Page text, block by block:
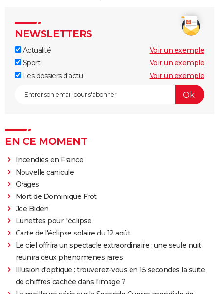
NEWSLETTERS
Actualité
Voir un exemple
Sport
Voir un exemple
Les dossiers d'actu
Voir un exemple
EN CE MOMENT
Incendies en France
Nouvelle canicule
Orages
Mort de Dominique Frot
Joe Biden
Lunettes pour l'éclipse
Carte de l'éclipse solaire du 12 août
Le ciel offrira un spectacle extraordinaire : une seule nuit
réunira deux phénomènes rares
Illusion d'optique : trouverez-vous en 15 secondes la suite
de chiffres cachée dans l'image ?